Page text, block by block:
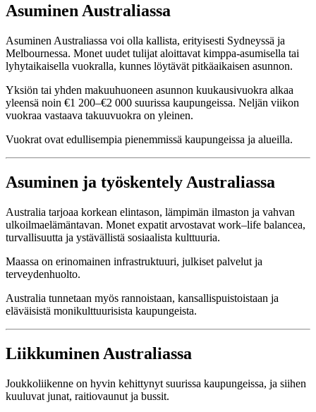
Asuminen Australiassa
Asuminen Australiassa voi olla kallista, erityisesti Sydneyssä ja
Melbournessa. Monet uudet tulijat aloittavat kimppa-asumisella tai
lyhytaikaisella vuokralla, kunnes löytävät pitkäaikaisen asunnon.
Yksiön tai yhden makuuhuoneen asunnon kuukausivuokra alkaa
yleensä noin €1 200–€2 000 suurissa kaupungeissa. Neljän viikon
vuokraa vastaava takuuvuokra on yleinen.
Vuokrat ovat edullisempia pienemmissä kaupungeissa ja alueilla.
Asuminen ja työskentely Australiassa
Australia tarjoaa korkean elintason, lämpimän ilmaston ja vahvan
ulkoilmaelämäntavan. Monet expatit arvostavat work–life balancea,
turvallisuutta ja ystävällistä sosiaalista kulttuuria.
Maassa on erinomainen infrastruktuuri, julkiset palvelut ja
terveydenhuolto.
Australia tunnetaan myös rannoistaan, kansallispuistoistaan ja
eläväisistä monikulttuurisista kaupungeista.
Liikkuminen Australiassa
Joukkoliikenne on hyvin kehittynyt suurissa kaupungeissa, ja siihen
kuuluvat junat, raitiovaunut ja bussit.